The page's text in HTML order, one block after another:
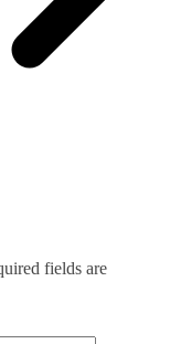
fields are